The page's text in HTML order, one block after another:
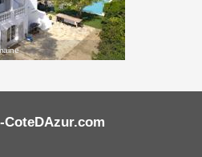
CoteDAzur.com